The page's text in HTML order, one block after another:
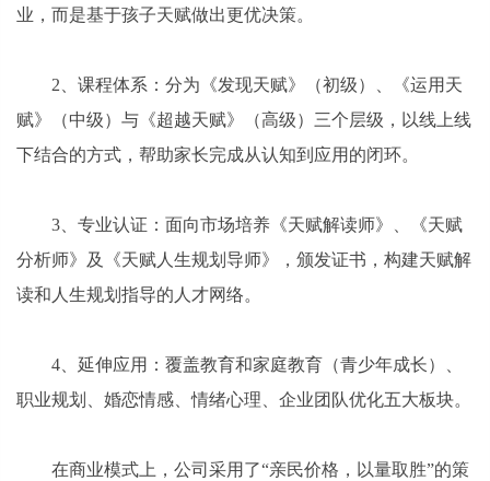
业，而是基于孩子天赋做出更优决策。
2、课程体系：分为《发现天赋》（初级）、《运用天
赋》（中级）与《超越天赋》（高级）三个层级，以线上线
下结合的方式，帮助家长完成从认知到应用的闭环。
3、专业认证：面向市场培养《天赋解读师》、《天赋
分析师》及《天赋人生规划导师》，颁发证书，构建天赋解
读和人生规划指导的人才网络。
4、延伸应用：覆盖教育和家庭教育（青少年成长）、
职业规划、婚恋情感、情绪心理、企业团队优化五大板块。
在商业模式上，公司采用了“亲民价格，以量取胜”的策